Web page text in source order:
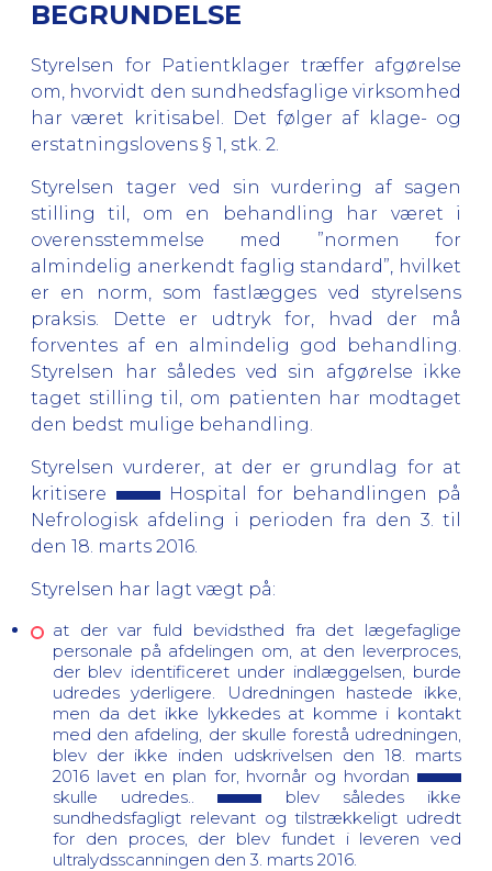
BEGRUNDELSE
Styrelsen for Patientklager træffer afgørelse
om, hvorvidt den sundhedsfaglige virksomhed
har været kritisabel. Det følger af klage- og
erstatningslovens § 1, stk. 2.
Styrelsen tager ved sin vurdering af sagen
stilling til, om en behandling har været i
overensstemmelse med ”normen for
almindelig anerkendt faglig standard”, hvilket
er en norm, som fastlægges ved styrelsens
praksis. Dette er udtryk for, hvad der må
forventes af en almindelig god behandling.
Styrelsen har således ved sin afgørelse ikke
taget stilling til, om patienten har modtaget
den bedst mulige behandling.
Styrelsen vurderer, at der er grundlag for at
kritisere
Hospital for behandlingen på
Nefrologisk afdeling i perioden fra den 3. til
den 18. marts 2016.
Styrelsen har lagt vægt på:
at der var fuld bevidsthed fra det lægefaglige
personale på afdelingen om, at den leverproces,
der blev identificeret under indlæggelsen, burde
udredes yderligere. Udredningen hastede ikke,
men da det ikke lykkedes at komme i kontakt
med den afdeling, der skulle forestå udredningen,
blev der ikke inden udskrivelsen den 18. marts
2016 lavet en plan for, hvornår og hvordan
skulle udredes..
blev således ikke
sundhedsfagligt relevant og tilstrækkeligt udredt
for den proces, der blev fundet i leveren ved
ultralydsscanningen den 3. marts 2016.